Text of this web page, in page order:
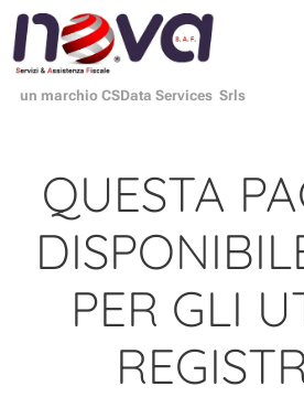
un marchio CSData Services Srls
QUESTA
PER GLI